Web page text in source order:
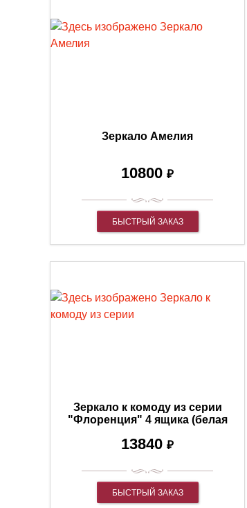
Зеркало Амелия
10800 ₽
БЫСТРЫЙ ЗАКАЗ
Зеркало к комоду из серии
"Флоренция" 4 ящика (белая
13840 ₽
БЫСТРЫЙ ЗАКАЗ